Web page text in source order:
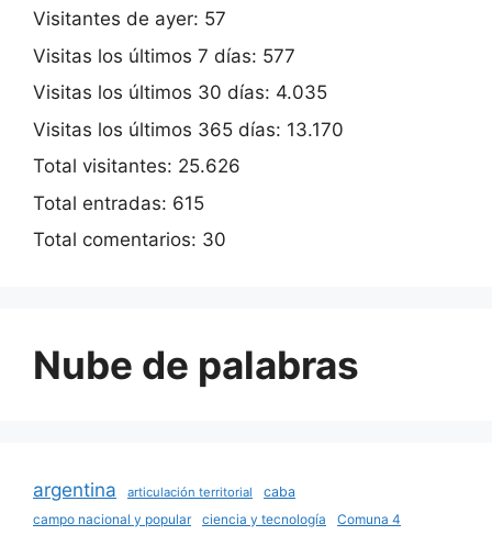
Visitantes de ayer: 57
Visitas los últimos 7 días: 577
Visitas los últimos 30 días: 4.035
Visitas los últimos 365 días: 13.170
Total visitantes: 25.626
Total entradas: 615
Total comentarios: 30
Nube de palabras
argentina articulación territorial
caba
campo nacional y popular
ciencia y tecnología Comuna 4